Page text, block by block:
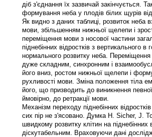
діб з'єднання їх зазвичай закінчується.
формування неба у плодів білих щурів
Як видно з даних таблиці, розвиток неба
мови, збільшенням нижньої щелепи і
переміщення мови з носової частини
піднебінних відростків з вертикального
нормального розвитку неба.
дуже складним, синхронним і
його вниз, ростом нижньої щелепи і
рухливості мови. Зміна положення тіла
його, що призводить до виникнення
ймовірно, до ретракції мови.
Механізм переходу піднебінних
сих пір не з'ясовано. Думка Н. Sicher, J.
швидкому розвитку клітин на
діскутабельним. Враховуючи дані